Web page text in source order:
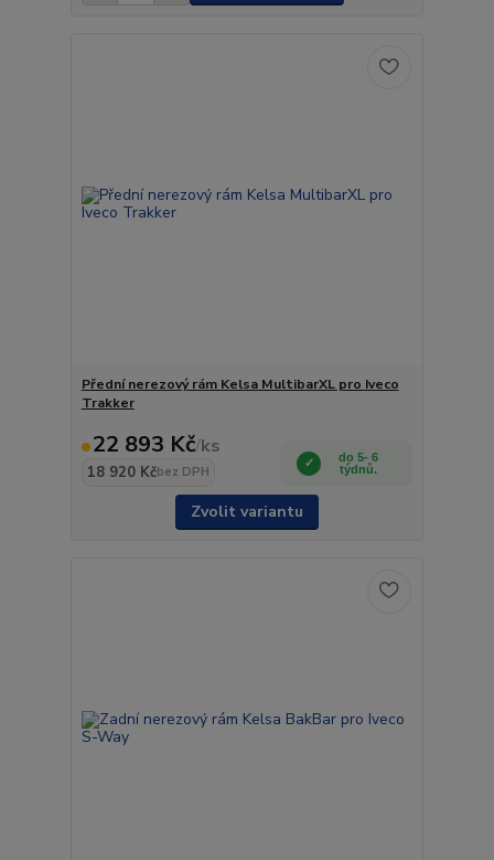
Přední nerezový rám Kelsa MultibarXL pro Iveco
Trakker
22 893 Kč/ks
18 920 Kčbez DPH
do 5- 6
týdnů.
Zvolit variantu